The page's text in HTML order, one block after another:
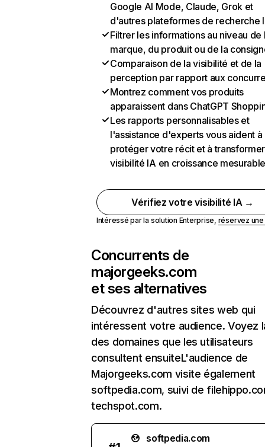
Google AI Mode, Claude, Grok et
d'autres plateformes de recherche
Filtrer les informations au niveau de
marque, du produit ou de la
Comparaison de la visibilité et de la
perception par rapport aux
Montrez comment vos produits
apparaissent dans ChatGPT
Les rapports personnalisables et
l'assistance d'experts vous aident à
protéger votre récit et à
visibilité IA en croissance
Vérifiez votre visibilité IA →
Intéressé par la solution Enterprise, réservez
Concurrents de
majorgeeks.com
et ses alternatives
Découvrez d'autres sites web qui
intéressent votre audience. Voyez
des domaines que les utilisateurs
consultent ensuiteL'audience de
Majorgeeks.com visite également
softpedia.com, suivi de
techspot.com.
softpedia.com